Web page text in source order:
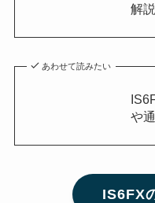
解
あわせて読みたい
や
IS6FX